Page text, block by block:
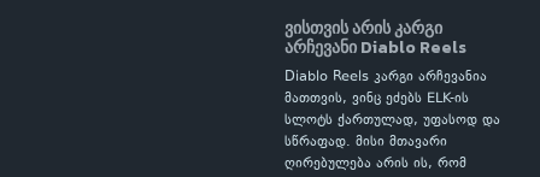
ვისთვის არის კარგი
არჩევანი Diablo Reels
Diablo Reels კარგი არჩევანია
მათთვის, ვინც ეძებს ELK-ის
სლოტს ქართულად, უფასოდ და
სწრაფად. მისი მთავარი
ღირებულება არის ის, რომ